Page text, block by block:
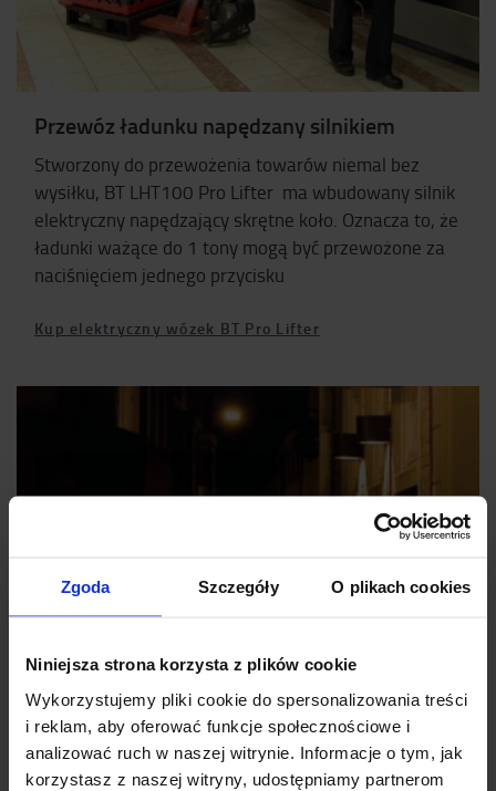
Zgoda Szczegóły O plikach cookies
Niniejsza strona korzysta z plików cookie
Wykorzystujemy pliki cookie do spersonalizowania treści
i reklam, aby oferować funkcje społecznościowe i
analizować ruch w naszej witrynie. Informacje o tym, jak
korzystasz z naszej witryny, udostępniamy partnerom
Przewóz ładunku napędzany silnikiem
Stworzony do przewożenia towarów niemal bez
wysiłku, BT LHT100 Pro Lifter ma wbudowany silnik
elektryczny napędzający skrętne koło. Oznacza to, że
ładunki ważące do 1 tony mogą być przewożone za
naciśnięciem jednego przycisku
Kup elektryczny wózek BT Pro Lifter
Ćśśś!!! Praca w ciszy